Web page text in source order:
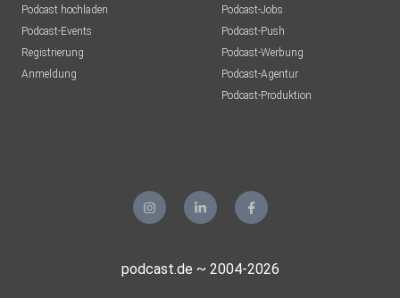
Podcast hochladen
Podcast-Events
Registrierung
Anmeldung
Podcast-Jobs
Podcast-Push
Podcast-Werbung
Podcast-Agentur
Podcast-Produktion
podcast.de ~ 2004-2026